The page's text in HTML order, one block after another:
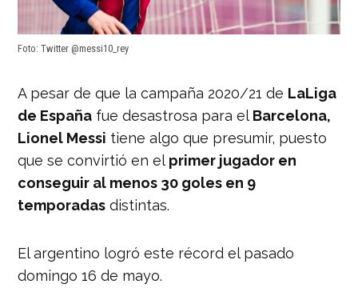
Foto: Twitter @messi10_rey
A pesar de que la campaña 2020/21 de LaLiga
de España fue desastrosa para el Barcelona,
Lionel Messi tiene algo que presumir, puesto
que se convirtió en el primer jugador en
conseguir al menos 30 goles en 9
temporadas distintas.
El argentino logró este récord el pasado
domingo 16 de mayo.